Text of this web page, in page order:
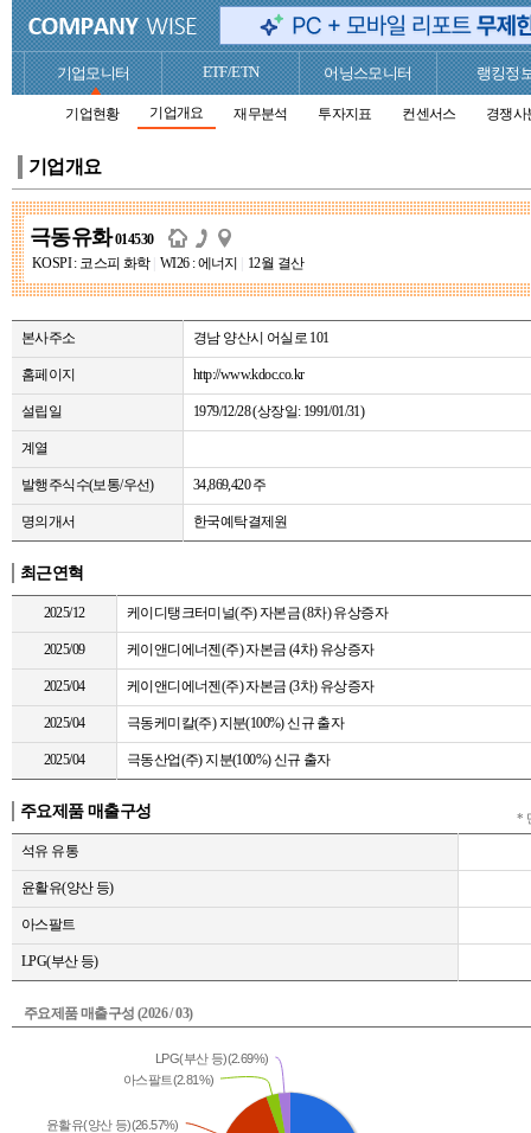
기업모니터 ETF/ETN 어닝스모니터 랭킹정
기업현황 기업개요 재무분석 투자지표 컨센서스 경쟁사
기업개요
극동유화014530
KOSPI : 코스피 화학 WI26 : 에너지 12월 결산
본사주소 경남 양산시 어실로 101
홈페이지 http://www.kdoc.co.kr
설립일 1979/12/28 (상장일: 1991/01/31)
계열
발행주식수(보통/우선) 34,869,420 주
명의개서 한국예탁결제원
최근연혁
2025/12 케이디탱크터미널(주) 자본금 (8차) 유상증자
2025/09 케이앤디에너젠(주) 자본금 (4차) 유상증자
2025/04 케이앤디에너젠(주) 자본금 (3차) 유상증자
2025/04 극동케미칼(주) 지분(100%) 신규 출자
2025/04 극동산업(주) 지분(100%) 신규 출자
주요제품 매출구성 *
석유 유통
윤활유(양산 등)
아스팔트
LPG(부산 등)
주요제품 매출구성 (2026 / 03)
윤활유(양산 등)(26.57%)
아스팔트(2.81%)
LPG(부산 등)(2.69%)